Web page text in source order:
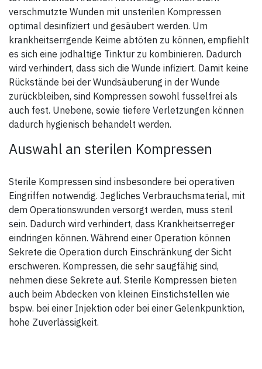
verschmutzte Wunden mit unsterilen Kompressen
optimal desinfiziert und gesäubert werden. Um
krankheitserrgende Keime abtöten zu können, empfiehlt
es sich eine jodhaltige Tinktur zu kombinieren. Dadurch
wird verhindert, dass sich die Wunde infiziert. Damit keine
Rückstände bei der Wundsäuberung in der Wunde
zurückbleiben, sind Kompressen sowohl fusselfrei als
auch fest. Unebene, sowie tiefere Verletzungen können
dadurch hygienisch behandelt werden.
Auswahl an sterilen Kompressen
Sterile Kompressen sind insbesondere bei operativen
Eingriffen notwendig. Jegliches Verbrauchsmaterial, mit
dem Operationswunden versorgt werden, muss steril
sein. Dadurch wird verhindert, dass Krankheitserreger
eindringen können. Während einer Operation können
Sekrete die Operation durch Einschränkung der Sicht
erschweren. Kompressen, die sehr saugfähig sind,
nehmen diese Sekrete auf. Sterile Kompressen bieten
auch beim Abdecken von kleinen Einstichstellen wie
bspw. bei einer Injektion oder bei einer Gelenkpunktion,
hohe Zuverlässigkeit.